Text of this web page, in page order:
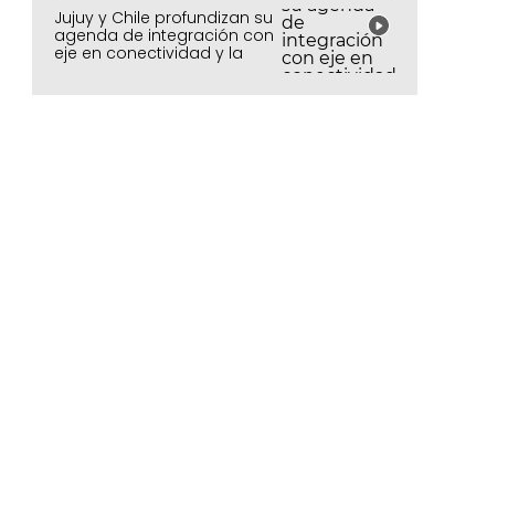
Jujuy y Chile profundizan su
agenda de integración con
eje en conectividad y la
mejora del Paso de Jama